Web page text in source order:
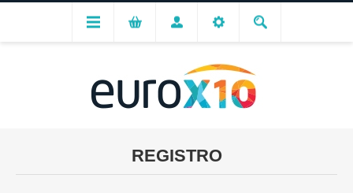
REGISTRO